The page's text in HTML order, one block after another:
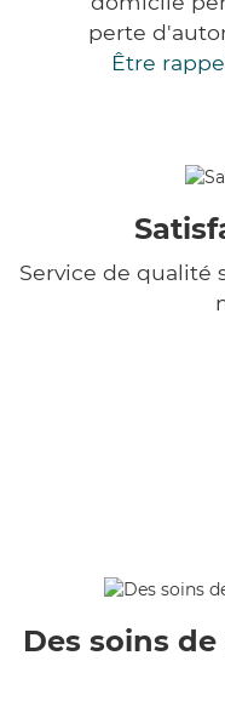
perte
Être
Service de qualité
Des soins